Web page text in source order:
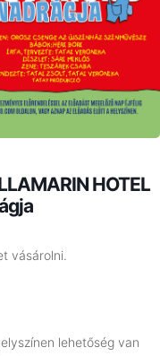
HOTEL
vásárolni.
lehetőség van